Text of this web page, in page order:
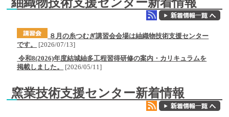
８月の糸つむぎ講習会会場は紬織物技術支援センター
です。
[2026/07/13]
令和8(2026)年度結城紬多工程習得研修の案内・カリキュラムを
掲載しました。
[2026/05/11]
窯業技術支援センター新着情報